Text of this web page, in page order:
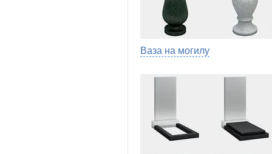
Ваза на могилу